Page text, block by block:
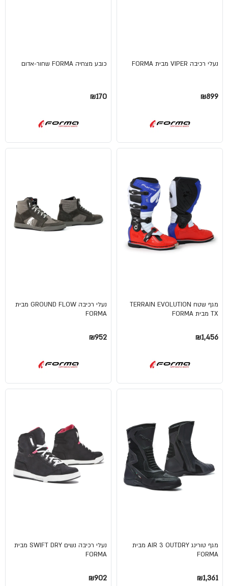
נעלי רכיבה VIPER מבית FORMA
₪899
כובע מצחיה FORMA שחור-אדום
₪170
מגף שטח TERRAIN EVOLUTION
TX מבית FORMA
₪1,456
נעלי רכיבה GROUND FLOW מבית
FORMA
₪952
מגף טורינג AIR 3 OUTDRY מבית
FORMA
₪1,361
נעלי רכיבה נשים SWIFT DRY מבית
FORMA
₪902